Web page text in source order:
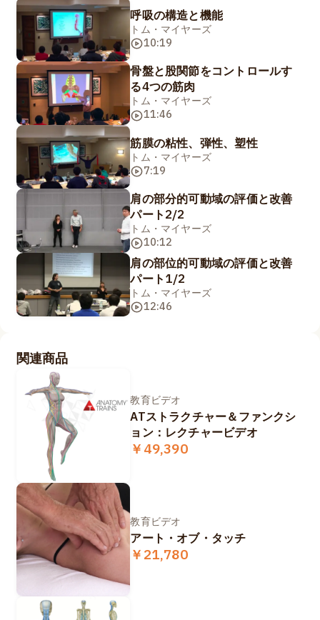
呼吸の構造と機能
トム・マイヤーズ
10:19
骨盤と股関節をコントロールす
る4つの筋肉
トム・マイヤーズ
11:46
筋膜の粘性、弾性、塑性
トム・マイヤーズ
7:19
肩の部分的可動域の評価と改善
パート2/2
トム・マイヤーズ
10:12
肩の部位的可動域の評価と改善
パート1/2
トム・マイヤーズ
12:46
関連商品
教育ビデオ
ATストラクチャー＆ファンクシ
ョン：レクチャービデオ
￥49,390
教育ビデオ
アート・オブ・タッチ
￥21,780